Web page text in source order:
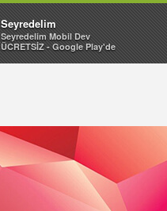
Seyredelim
Seyredelim Mobil Dev
ÜCRETSİZ - Google Play'de